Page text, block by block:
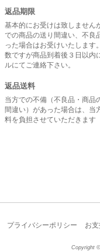
返品期限
基本的にお受けは致しません
での商品の送り間違い、不良
った場合はお受けいたします
数ですが商品到着後３日以内
ルにてご連絡下さい。
返品送料
当方での不備（不良品・商品
間違い）があった場合は、当
料を負担させていただきます
プライバシーポリシー お
Copyright